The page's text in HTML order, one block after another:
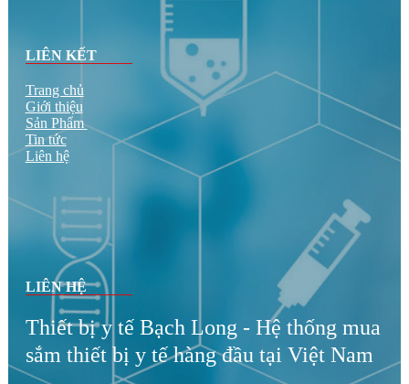
LIÊN KẾT
Trang chủ
Giới thiệu
Sản Phẩm
Tin tức
Liên hệ
LIÊN HỆ
Thiết bị y tế Bạch Long - Hệ thống mua
sắm thiết bị y tế hàng đầu tại Việt Nam